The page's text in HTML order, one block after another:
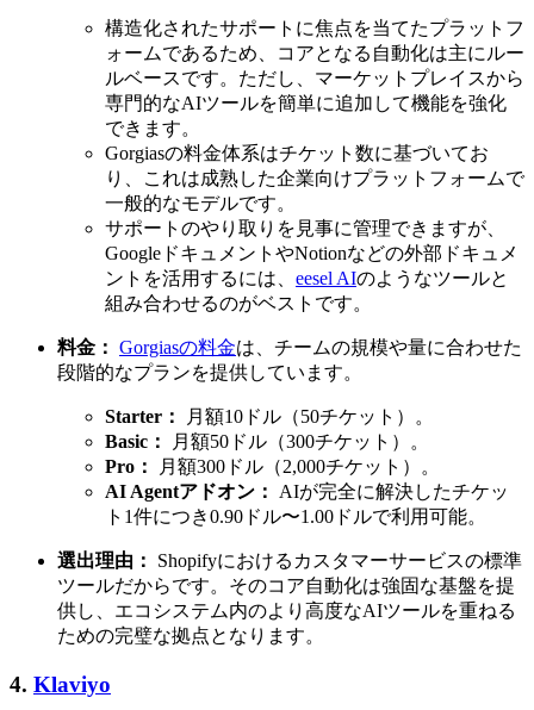
構造化されたサポートに焦点を当てたプラットフ
ォームであるため、コアとなる自動化は主にルー
ルベースです。ただし、マーケットプレイスから
専門的なAIツールを簡単に追加して機能を強化
できます。
Gorgiasの料金体系はチケット数に基づいてお
り、これは成熟した企業向けプラットフォームで
一般的なモデルです。
サポートのやり取りを見事に管理できますが、
GoogleドキュメントやNotionなどの外部ドキュメ
ントを活用するには、 eesel AIのようなツールと
組み合わせるのがベストです。
料金： Gorgiasの料金は、チームの規模や量に合わせた
段階的なプランを提供しています。
Starter：
月額10ドル（50チケット）。
Basic：
月額50ドル（300チケット）。
Pro：
月額300ドル（2,000チケット）。
AI Agentアドオン： AIが完全に解決したチケッ
ト1件につき0.90ドル〜1.00ドルで利用可能。
選出理由：
Shopifyにおけるカスタマーサービスの標準
ツールだからです。そのコア自動化は強固な基盤を提
供し、エコシステム内のより高度なAIツールを重ねる
ための完璧な拠点となります。
4. Klaviyo